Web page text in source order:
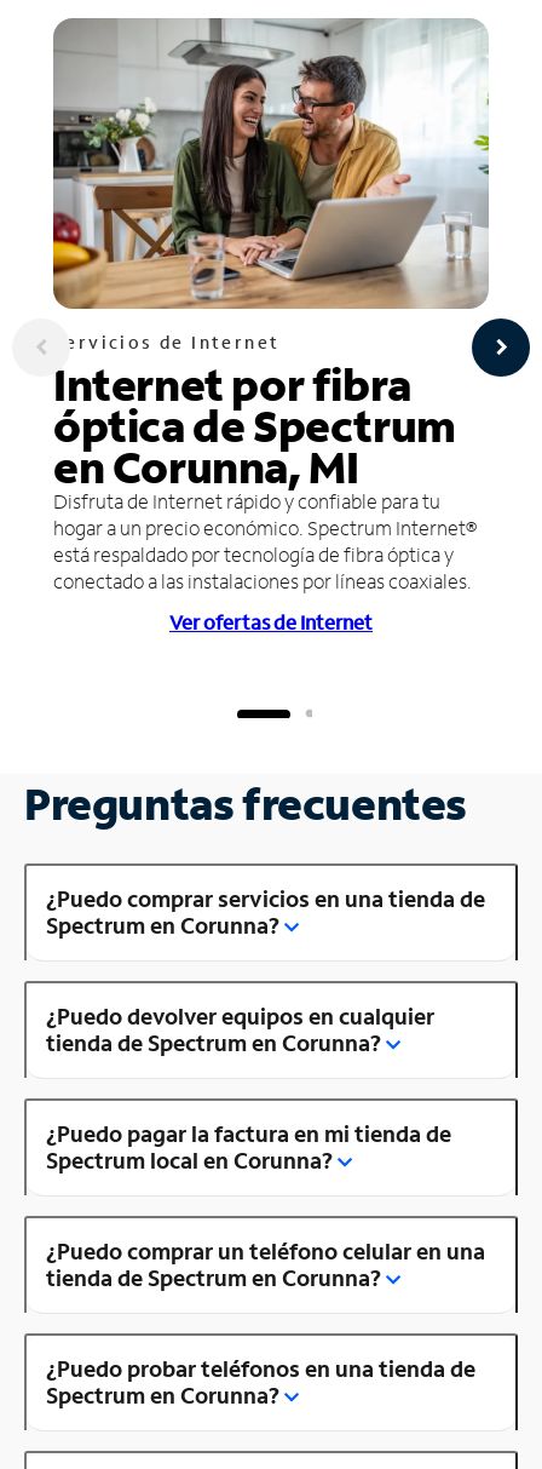
Servicios de Internet
Internet por fibra
óptica de Spectrum
en Corunna, MI
Disfruta de Internet rápido y confiable para tu
hogar a un precio económico. Spectrum Internet®
está respaldado por tecnología de fibra óptica y
conectado a las instalaciones por líneas coaxiales.
Ver ofertas de Internet
Preguntas frecuentes
¿Puedo comprar servicios en una tienda de
Spectrum en Corunna?
¿Puedo devolver equipos en cualquier
tienda de Spectrum en Corunna?
¿Puedo pagar la factura en mi tienda de
Spectrum local en Corunna?
¿Puedo comprar un teléfono celular en una
tienda de Spectrum en Corunna?
¿Puedo probar teléfonos en una tienda de
Spectrum en Corunna?